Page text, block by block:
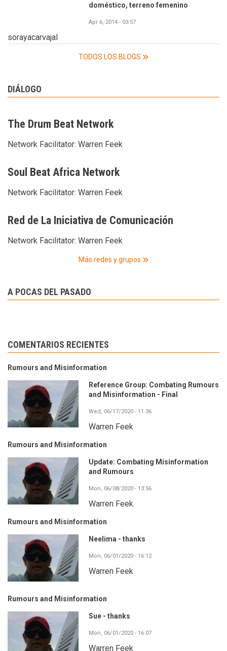
doméstico, terreno femenino
Apr 6, 2014 - 03:57
sorayacarvajal
TODOS LOS BLOGS
DIÁLOGO
The Drum Beat Network
Network Facilitator: Warren Feek
Soul Beat Africa Network
Network Facilitator: Warren Feek
Red de La Iniciativa de Comunicación
Network Facilitator: Warren Feek
Más redes y grupos
A POCAS DEL PASADO
COMENTARIOS RECIENTES
Rumours and Misinformation
Reference Group: Combating Rumours
and Misinformation - Final
Wed, 06/17/2020 - 11:36
Warren Feek
Rumours and Misinformation
Update: Combating Misinformation
and Rumours
Mon, 06/08/2020 - 13:56
Warren Feek
Rumours and Misinformation
Neelima - thanks
Mon, 06/01/2020 - 16:12
Warren Feek
Rumours and Misinformation
Sue - thanks
Mon, 06/01/2020 - 16:07
Warren Feek